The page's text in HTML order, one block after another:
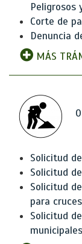
Peligrosos
Corte de
Denuncia
MÁS
Solicitud
Solicitud
Solicitud
para
Solicitud
municipales